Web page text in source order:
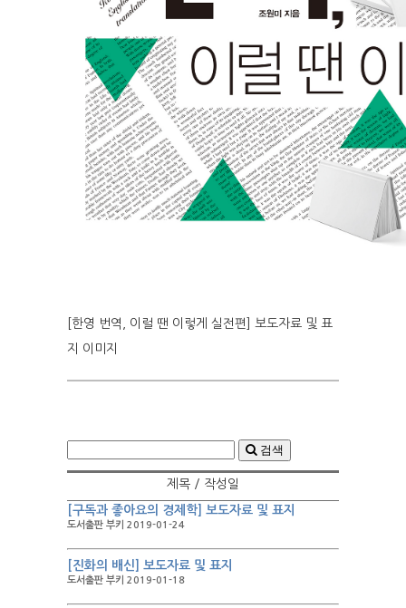
[한영 번역, 이럴 땐 이렇게 실전편] 보도자료 및 표
지 이미지
검색
제목 / 작성일
[구독과 좋아요의 경제학] 보도자료 및 표지
도서출판 부키 2019-01-24
[진화의 배신] 보도자료 및 표지
도서출판 부키 2019-01-18